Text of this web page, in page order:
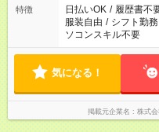
特徴 日払いOK / 履歴書不
服装自由 / シフト勤務
ソコンスキル不要
気になる！
掲載元企業名 株式会